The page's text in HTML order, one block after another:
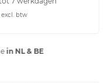
excl. btw
in NL & BE